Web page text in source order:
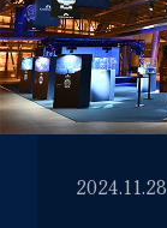
2024.11.28